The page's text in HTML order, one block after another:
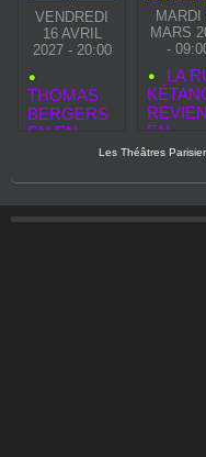
VENDREDI
16 AVRIL
2027 - 20:00
THOMAS
BERGERS
EN EN
CONCERT
MUSICALE
À PARIS LE
16 AVRIL
MARDI
MARS
-
LA
EN
Les Théâtres